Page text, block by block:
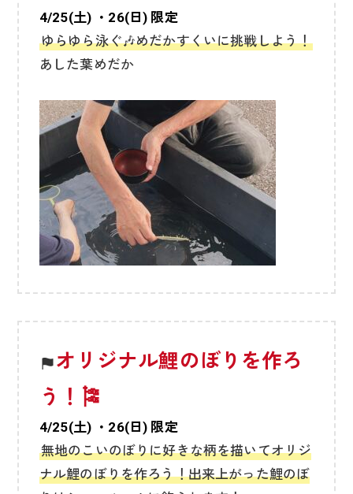
4/25(土) ・26(日) 限定
ゆらゆら泳ぐ🎶めだかすくいに挑戦しよう！
あした葉めだか
オリジナル鯉のぼりを作ろ
う！🎏
4/25(土) ・26(日) 限定
無地のこいのぼりに好きな柄を描いてオリジ
ナル鯉のぼりを作ろう！出来上がった鯉のぼ